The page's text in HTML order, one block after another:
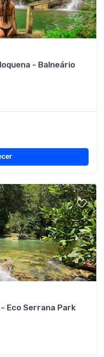
- Balneário
Eco Serrana Park